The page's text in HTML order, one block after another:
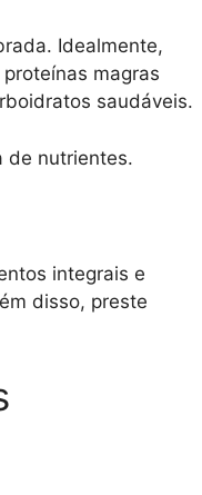
Idealmente,
magras
saudáveis.
de nutrientes.
integrais e
disso, preste